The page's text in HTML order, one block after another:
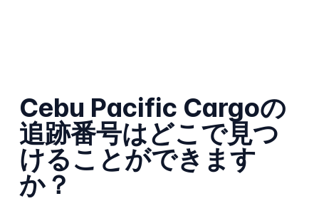
Cebu Pacific Cargoの
追跡番号はどこで見つ
けることができます
か？